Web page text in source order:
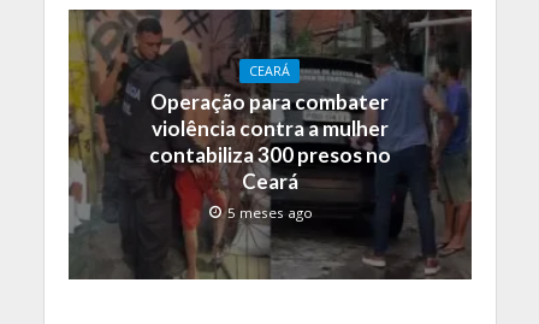
CEARÁ
Operação para combater
violência contra a mulher
contabiliza 300 presos no
Ceará
5 meses ago